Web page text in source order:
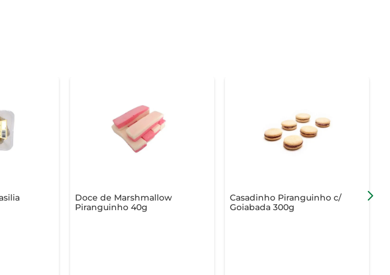
Doce de Marshmallow
Piranguinho 40g
Casadinho Piranguinho c/
Goiabada 300g